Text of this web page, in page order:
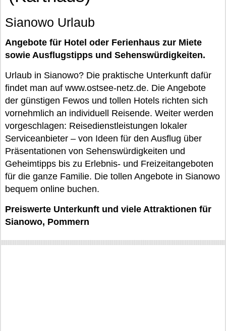
Sianowo Urlaub
Angebote für Hotel oder Ferienhaus zur Miete
sowie Ausflugstipps und Sehenswürdigkeiten.
Urlaub in Sianowo? Die praktische Unterkunft dafür
findet man auf www.ostsee-netz.de. Die Angebote
der günstigen Fewos und tollen Hotels richten sich
vornehmlich an individuell Reisende. Weiter werden
vorgeschlagen: Reisedienstleistungen lokaler
Serviceanbieter – von Ideen für den Ausflug über
Präsentationen von Sehenswürdigkeiten und
Geheimtipps bis zu Erlebnis- und Freizeitangeboten
für die ganze Familie. Die tollen Angebote in Sianowo
bequem online buchen.
Preiswerte Unterkunft und viele Attraktionen für
Sianowo, Pommern